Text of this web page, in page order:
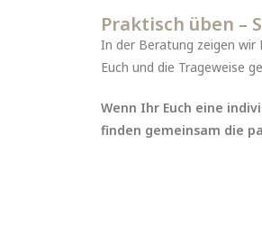
Praktisch üben
In der Beratung zeigen wir
Euch und die Trageweise
Wenn Ihr Euch eine
finden gemeinsam die